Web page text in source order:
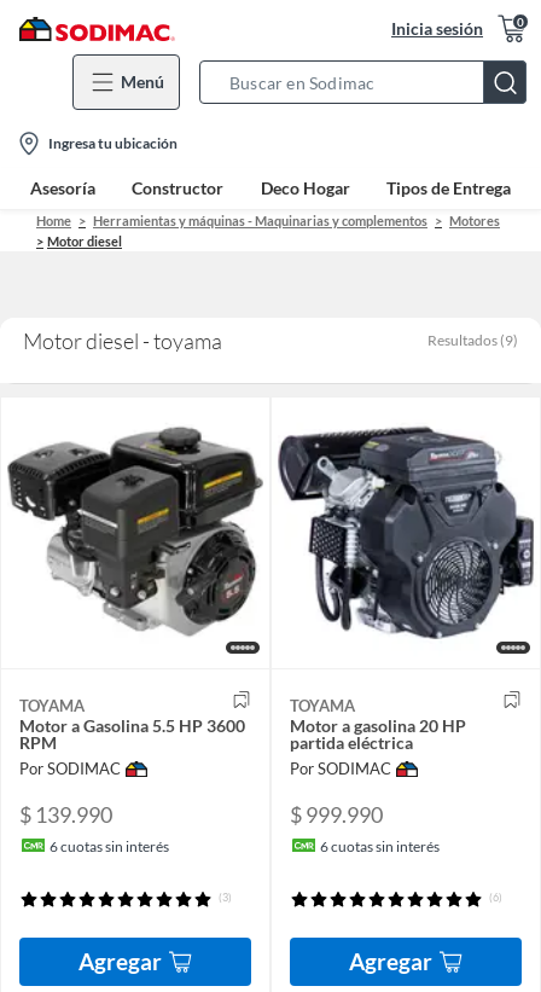
Inicia sesión 0
Menú
Bar
location-
icon
Ingresa tu ubicación
Asesoría Constructor Deco Hogar Tipos de Entrega
Home Herramientas y máquinas - Maquinarias y complementos
Motores
Motor diesel
Motor diesel - toyama Resultados (9)
TOYAMA
Motor a Gasolina 5.5 HP 3600
RPM
Por SODIMAC
$ 139.990
6cuotas sin interés
(3)
Agregar
TOYAMA
Motor a gasolina 20 HP
partida eléctrica
Por SODIMAC
$ 999.990
6cuotas sin interés
(6)
Agregar